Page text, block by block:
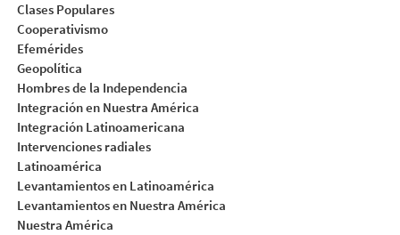
Clases Populares
Cooperativismo
Efemérides
Geopolítica
Hombres de la Independencia
Integración en Nuestra América
Integración Latinoamericana
Intervenciones radiales
Latinoamérica
Levantamientos en Latinoamérica
Levantamientos en Nuestra América
Nuestra América